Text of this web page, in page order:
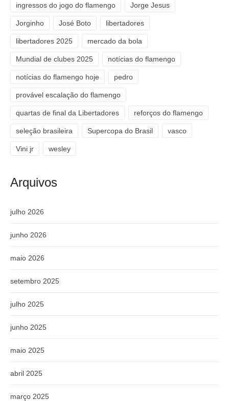
ingressos do jogo do flamengo Jorge Jesus
Jorginho José Boto libertadores
libertadores 2025 mercado da bola
Mundial de clubes 2025 notícias do flamengo
notícias do flamengo hoje pedro
provável escalação do flamengo
quartas de final da Libertadores reforços do flamengo
seleção brasileira Supercopa do Brasil vasco
Vini jr wesley
Arquivos
julho 2026
junho 2026
maio 2026
setembro 2025
julho 2025
junho 2025
maio 2025
abril 2025
março 2025